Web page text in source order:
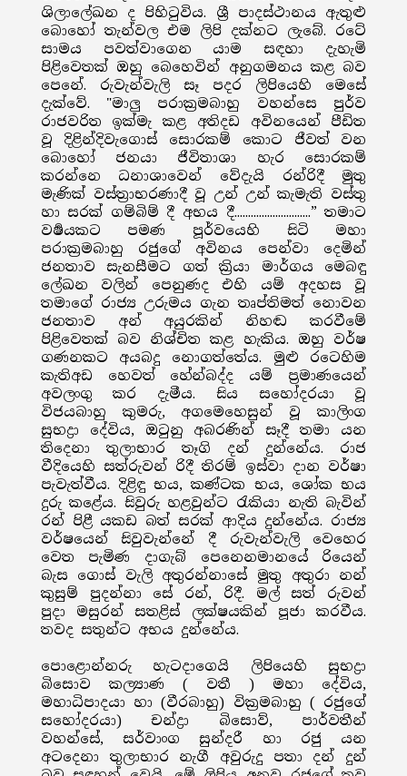
ශිලාලේඛන ද පිහිටුවිය. ශ්‍රී පාදස්ථානය ඇතුළු
බොහෝ තැන්වල එම ලිපි දක්නට ලැබේ. රටේ
සාමය පවත්වාගෙන යාම සඳහා දැහැමි
පිළිවෙතක් ඔහු බෙහෙවින් අනුගමනය කළ බව
පෙනේ. රුවැන්වැලි සෑ පදර ලිපියෙහි මෙසේ
දැක්වේ. "මාලු පරාක්‍රමබාහු වහන්සෙ පුර්ව
රාජවරිත ඉක්මැ කළ අතිදඩ අවිනයෙන් පීඩිත
වූ දිළින්දිවැගොස් සොරකම් කොට ජීවත් වන
බොහෝ ජනයා ජීවිතාශා හැර සොරකම්
කරන්නෙ ධනාශාවෙන් වේදැයි රන්රිදී මුතු
මැණික් වස්ත්‍රාභරණාදී වූ උන් උන් කැමැති වස්තු
හා සරක් ගම්බිම් දී අභය දී............................” තමාට
වර්‍ෂයකට පමණ පූර්වයෙහි සිටි මහා
පරාක්‍රමබාහු රජුගේ අවිනය පෙන්වා දෙමින්
ජනතාව සැනසීමට ගත් ක්‍රියා මාර්ගය මෙබඳු
ලේඛන වලින් පෙනුණද එහි යම් අදහස වූ
තමාගේ රාජ්‍ය උරුමය ගැන තෘප්තිමත් නොවන
ජනතාව අන් අයුරකින් නිහඬ කරවීමේ
පිළිවෙතක් බව නිශ්චිත කළ හැකිය. ඔහු වර්ෂ
ගණනකට අයබදු නොගත්තේය. මුළු රටෙහිම
කැතිඅඩ හෙවත් හේන්බද්ද යම් ප්‍රමාණයෙන්
අවලංගු කර දැමීය. සිය සහෝදරයා වූ
විජයබාහු කුමරු, අගමෙහෙසුන් වූ කාලිංග
සුභද්‍රා දේවිය, ඔටුනු අබරණින් සෑදී තමා යන
තිදෙනා තුලාභාර තෑගි දන් දුන්නේය. රාජ
වීදියෙහි සත්රුවන් රිදී තිරම් ඉස්වා දාන වර්ෂා
පැවැත්වීය. දිළිඳු භය, කණ්ටක භය, ශෝක භය
දුරු කළේය. සිවුරු හළවුන්ට රැකියා නැති බැවින්
රන් පිළී යකඩ බත් සරක් ආදිය දුන්නේය. රාජ්‍ය
වර්ෂයෙන් සිවුවැන්නේ දී රුවැන්වැලි වෙහෙර
වෙත පැමිණ දාගැබ් පෙනෙනමානයේ රියෙන්
බැස ගොස් වැලි අතුරන්නාසේ මුතු අතුරා නන්
කුසුම් පුදන්නා සේ රන්, රිදී. මල් සත් රුවන්
පුදා මසුරන් සතළිස් ලක්ෂයකින් පූජා කරවීය.
තවද සතුන්ට අභය දුන්නේය.
පොළොන්නරු හැටදාගෙයි ලිපියෙහි සුභද්‍රා
බිසොව කල්‍යාණ ( වතී ) මහා දේවිය,
මහාධිපාදයා හා (වීරබාහු) වික්‍රමබාහු ( රජුගේ
සහෝදරයා) චන්ද්‍රා බිසොව්, පාර්වතීන්
වහන්සේ, සර්වාංග සුන්දරී හා රජු යන
අටදෙනා තුලාභාර නැගී අවුරුදු පතා දන් දුන්